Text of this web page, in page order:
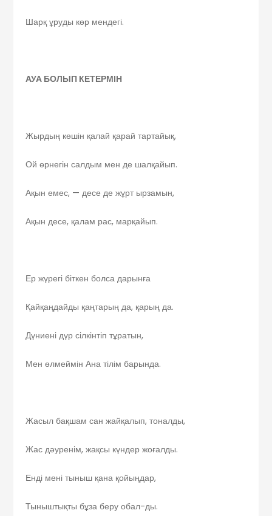
Шарқ ұруды көр мендегі.
АУА БОЛЫП КЕТЕРМІН
Жырдың көшін қалай қарай тартайық,
Ой өрнегін салдым мен де шалқайып.
Ақын емес, — десе де жұрт ырзамын,
Ақын десе, қалам рас, марқайып.
Ер жүрегі біткен болса дарынға
Қайқаңдайды қаңтарың да, қарың да.
Дүниені дүр сілкінтіп тұратын,
Мен өлмеймін Ана тілім барында.
Жасыл бақшам сан жайқалып, тоналды,
Жас дәуренім, жақсы күндер жоғалды.
Енді мені тыныш қана қойыңдар,
Тыныштықты бұза беру обал-ды.